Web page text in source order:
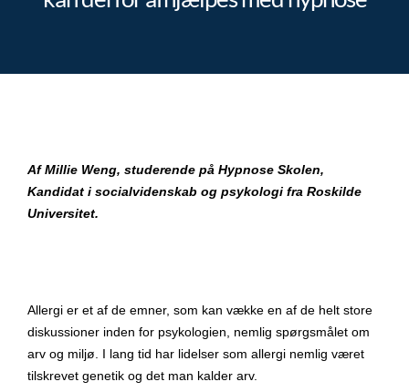
Af Millie Weng, studerende på Hypnose Skolen,
Kandidat i socialvidenskab og psykologi fra Roskilde
Universitet.
Allergi er et af de emner, som kan vække en af de helt store
diskussioner inden for psykologien, nemlig spørgsmålet om
arv og miljø. I lang tid har lidelser som allergi nemlig været
tilskrevet genetik og det man kalder arv.